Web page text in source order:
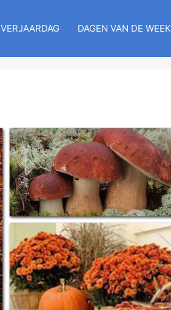
VERJAARDAG DAGEN VAN DE WEEK